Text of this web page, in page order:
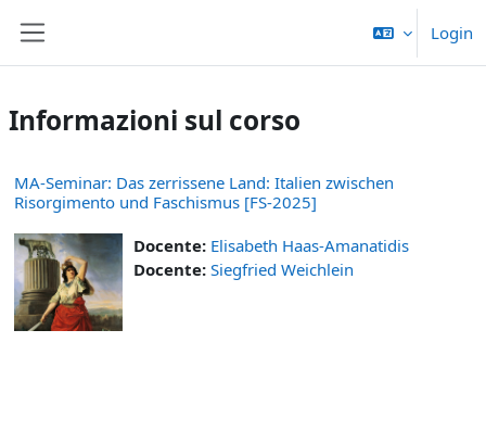
Login
Informazioni sul corso
MA-Seminar: Das zerrissene Land: Italien zwischen
Risorgimento und Faschismus [FS-2025]
Docente: Elisabeth Haas-Amanatidis
Docente: Siegfried Weichlein